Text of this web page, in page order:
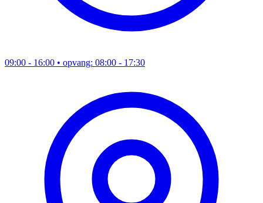
09:00 - 16:00 • opvang: 08:00 - 17:30